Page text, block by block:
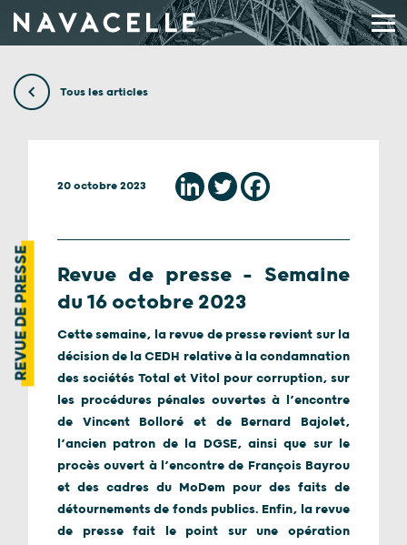
Tous les articles
REVUE DE PRESSE
20 octobre 2023
Revue de presse – Semaine
du 16 octobre 2023
Cette semaine, la revue de presse revient sur la
décision de la CEDH relative à la condamnation
des sociétés Total et Vitol pour corruption, sur
les procédures pénales ouvertes à l’encontre
de Vincent Bolloré et de Bernard Bajolet,
l’ancien patron de la DGSE, ainsi que sur le
procès ouvert à l’encontre de François Bayrou
et des cadres du MoDem pour des faits de
détournements de fonds publics. Enfin, la revue
de presse fait le point sur une opération